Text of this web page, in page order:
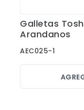
Galletas
Arandanos
AEC025-1